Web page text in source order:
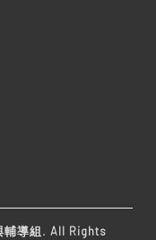
輔導組. All Rights